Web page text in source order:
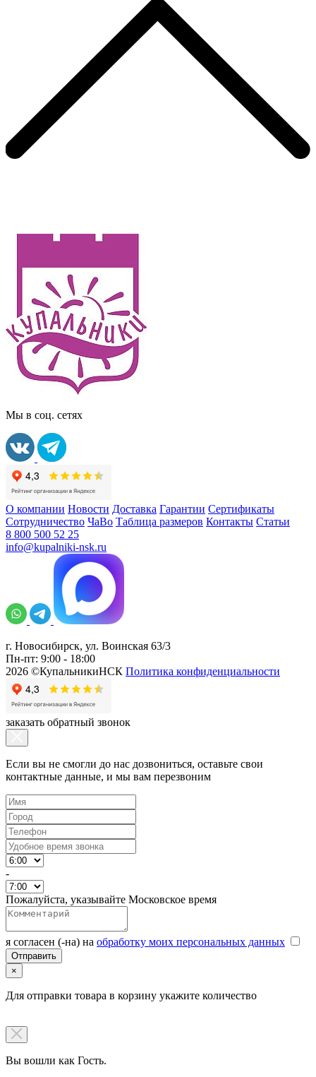
Мы в соц. сетях
О компании Новости Доставка Гарантии Сертификаты
Сотрудничество ЧаВо Таблица размеров Контакты Статьи
8 800 500 52 25
info@kupalniki-nsk.ru
г. Новосибирск, ул. Воинская 63/3
Пн-пт: 9:00 - 18:00
2026 ©КупальникиНСК Политика конфиденциальности
заказать обратный звонок
Если вы не смогли до нас дозвониться, оставьте свои
контактные данные, и мы вам перезвоним
-
Пожалуйста, указывайте Московское время
я согласен (-на) на обработку моих персональных данных
×
Для отправки товара в корзину укажите количество
Вы вошли как Гость.